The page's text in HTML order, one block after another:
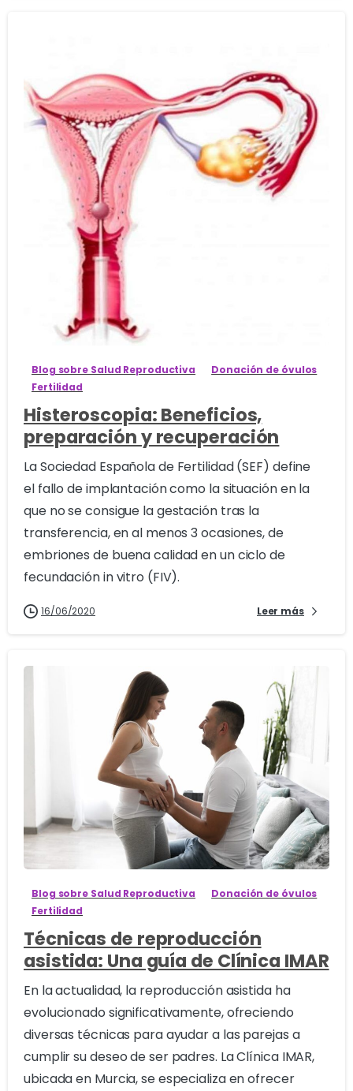
Blog sobre Salud Reproductiva
Donación de óvulos
Fertilidad
Histeroscopia: Beneficios,
preparación y recuperación
La Sociedad Española de Fertilidad (SEF) define
el fallo de implantación como la situación en la
que no se consigue la gestación tras la
transferencia, en al menos 3 ocasiones, de
embriones de buena calidad en un ciclo de
fecundación in vitro (FIV).
16/06/2020 Leer más
1
Blog sobre Salud Reproductiva
Donación de óvulos
Fertilidad
Técnicas de reproducción
asistida: Una guía de Clínica IMAR
En la actualidad, la reproducción asistida ha
evolucionado significativamente, ofreciendo
diversas técnicas para ayudar a las parejas a
cumplir su deseo de ser padres. La Clínica IMAR,
ubicada en Murcia, se especializa en ofrecer